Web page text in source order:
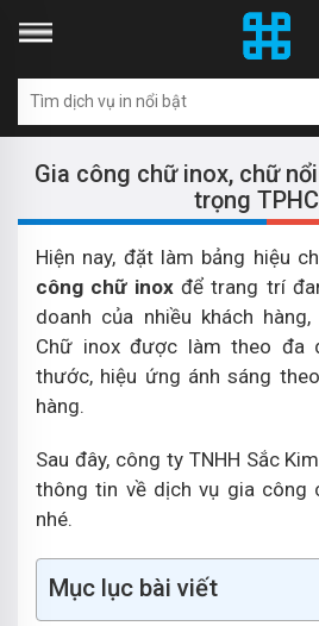
Gia công chữ inox, chữ
trọng
Hiện nay, đặt làm bảng hiệu
công chữ inoxđể trang trí
doanh của nhiều khách
Chữ inox được làm theo đa
thước, hiệu ứng ánh sáng
hàng.
Sau đây, công ty TNHH Sắc
thông tin về dịch vụ gia công
nhé.
Mục lục bài viết